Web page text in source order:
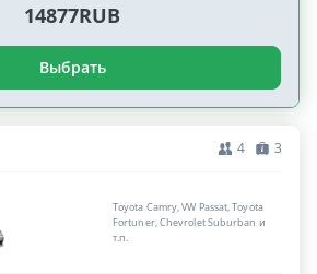
14877RUB
Выбрать
4 3
Toyota Camry, VW Passat, Toyota
Fortuner, Chevrolet Suburban и
т.п.